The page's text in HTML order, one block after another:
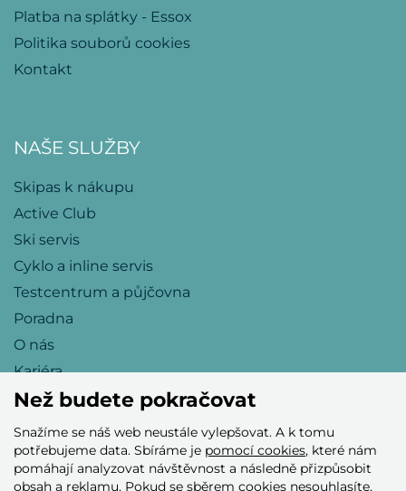
Platba na splátky - Essox
Politika souborů cookies
Kontakt
NAŠE SLUŽBY
Skipas k nákupu
Active Club
Ski servis
Cyklo a inline servis
Testcentrum a půjčovna
Poradna
O nás
Kariéra
Přijímáme tyto platební karty
Než budete pokračovat
Snažíme se náš web neustále vylepšovat. A k tomu
potřebujeme data. Sbíráme je pomocí cookies, které nám
pomáhají analyzovat návštěvnost a následně přizpůsobit
obsah a reklamu. Pokud se sběrem cookies nesouhlasíte,